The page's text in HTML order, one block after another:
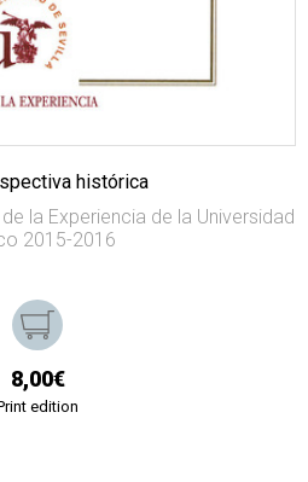
histórica
la Experiencia de la Universidad
2015-2016
8,00€
edition